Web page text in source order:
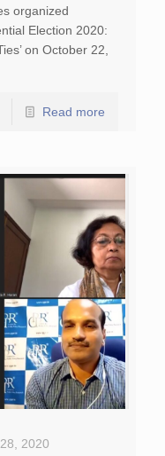
organized
Election 2020:
on October 22,
Read more
2020